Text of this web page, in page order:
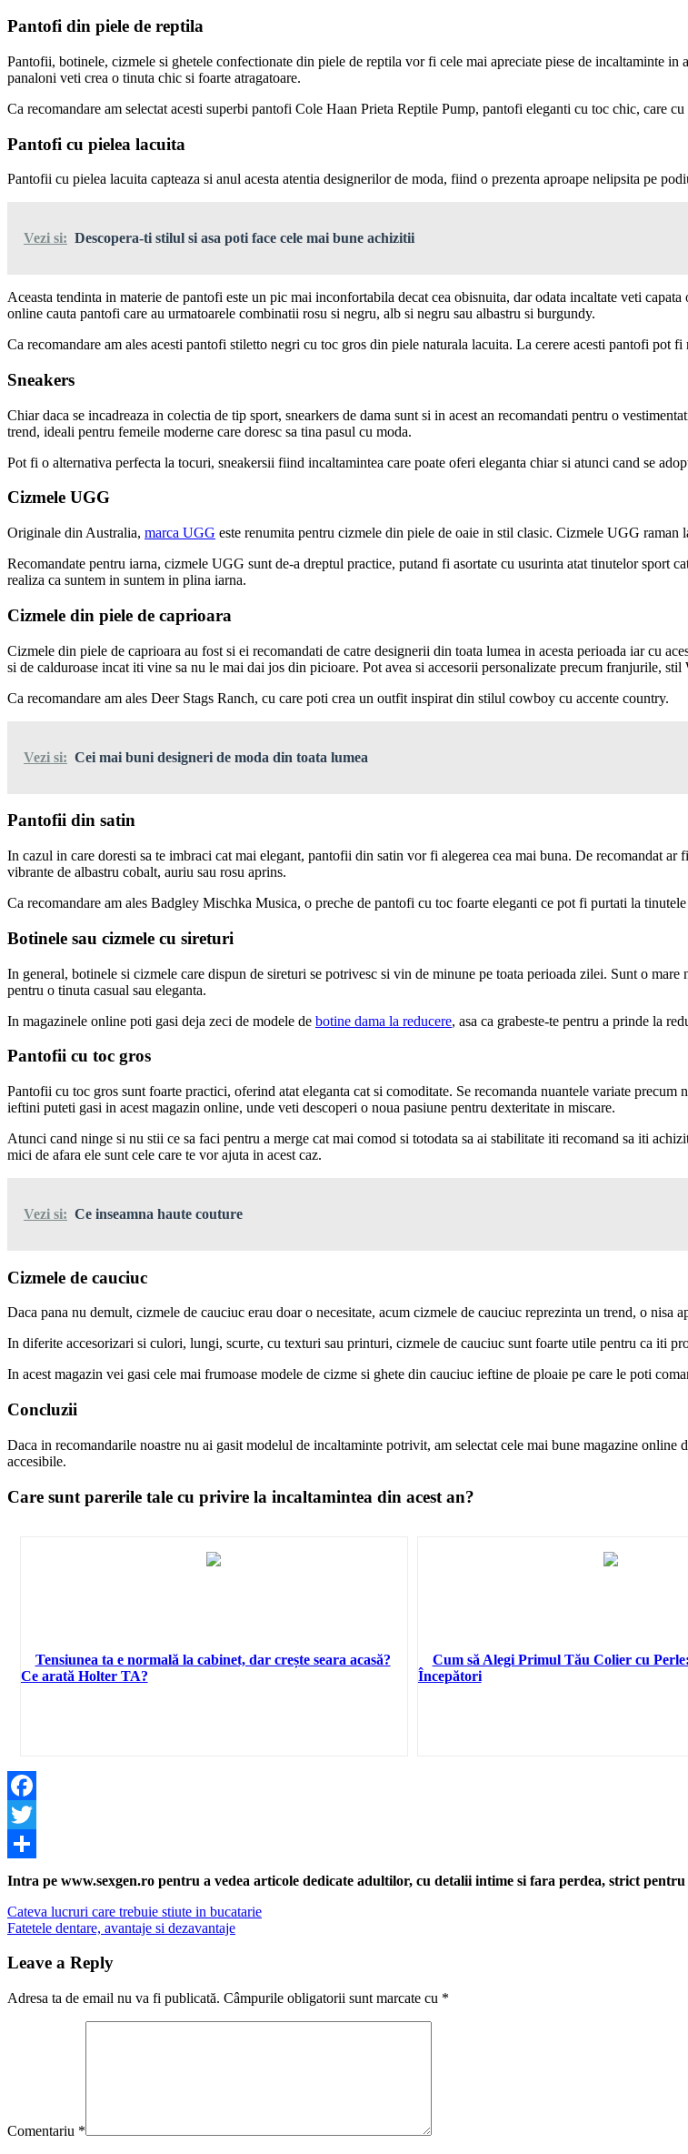
Pantofi din piele de reptila
Pantofii, botinele, cizmele si ghetele confectionate din piele de reptila vor fi cele mai apreciate piese de incaltaminte
panaloni veti crea o tinuta chic si foarte atragatoare.
Ca recomandare am selectat acesti superbi pantofi Cole Haan Prieta Reptile Pump, pantofi eleganti cu toc chic, care
Pantofi cu pielea lacuita
Pantofii cu pielea lacuita capteaza si anul acesta atentia designerilor de moda, fiind o prezenta aproape nelipsita pe
Vezi si: Descopera-ti stilul si asa poti face cele mai bune achizitii
Aceasta tendinta in materie de pantofi este un pic mai inconfortabila decat cea obisnuita, dar odata incaltate veti
online cauta pantofi care au urmatoarele combinatii rosu si negru, alb si negru sau albastru si burgundy.
Ca recomandare am ales acesti pantofi stiletto negri cu toc gros din piele naturala lacuita. La cerere acesti pantofi pot
Sneakers
Chiar daca se incadreaza in colectia de tip sport, snearkers de dama sunt si in acest an recomandati pentru o
trend, ideali pentru femeile moderne care doresc sa tina pasul cu moda.
Pot fi o alternativa perfecta la tocuri, sneakersii fiind incaltamintea care poate oferi eleganta chiar si atunci cand se
Cizmele UGG
Originale din Australia, marca UGG este renumita pentru cizmele din piele de oaie in stil clasic. Cizmele UGG
Recomandate pentru iarna, cizmele UGG sunt de-a dreptul practice, putand fi asortate cu usurinta atat tinutelor sport
realiza ca suntem in suntem in plina iarna.
Cizmele din piele de caprioara
Cizmele din piele de caprioara au fost si ei recomandati de catre designerii din toata lumea in acesta perioada iar cu
si de calduroase incat iti vine sa nu le mai dai jos din picioare. Pot avea si accesorii personalizate precum franjurile, stil
Ca recomandare am ales Deer Stags Ranch, cu care poti crea un outfit inspirat din stilul cowboy cu accente country.
Vezi si: Cei mai buni designeri de moda din toata lumea
Pantofii din satin
In cazul in care doresti sa te imbraci cat mai elegant, pantofii din satin vor fi alegerea cea mai buna. De recomandat
vibrante de albastru cobalt, auriu sau rosu aprins.
Ca recomandare am ales Badgley Mischka Musica, o preche de pantofi cu toc foarte eleganti ce pot fi purtati la tinutele
Botinele sau cizmele cu sireturi
In general, botinele si cizmele care dispun de sireturi se potrivesc si vin de minune pe toata perioada zilei. Sunt o
pentru o tinuta casual sau eleganta.
In magazinele online poti gasi deja zeci de modele de botine dama la reducere, asa ca grabeste-te pentru a prinde la
Pantofii cu toc gros
Pantofii cu toc gros sunt foarte practici, oferind atat eleganta cat si comoditate. Se recomanda nuantele variate
ieftini puteti gasi in acest magazin online, unde veti descoperi o noua pasiune pentru dexteritate in miscare.
Atunci cand ninge si nu stii ce sa faci pentru a merge cat mai comod si totodata sa ai stabilitate iti recomand sa iti
mici de afara ele sunt cele care te vor ajuta in acest caz.
Vezi si: Ce inseamna haute couture
Cizmele de cauciuc
Daca pana nu demult, cizmele de cauciuc erau doar o necesitate, acum cizmele de cauciuc reprezinta un trend, o nisa
In diferite accesorizari si culori, lungi, scurte, cu texturi sau printuri, cizmele de cauciuc sunt foarte utile pentru ca iti
In acest magazin vei gasi cele mai frumoase modele de cizme si ghete din cauciuc ieftine de ploaie pe care le poti
Concluzii
Daca in recomandarile noastre nu ai gasit modelul de incaltaminte potrivit, am selectat cele mai bune magazine
accesibile.
Care sunt parerile tale cu privire la incaltamintea din acest an?
Tensiunea ta e normală la cabinet, dar crește seara acasă?
Ce arată Holter TA?
Cum să Alegi Primul Tău Colier cu
Începători
Facebook
Twitter
Share
Intra pe www.sexgen.ro pentru a vedea articole dedicate adultilor, cu detalii intime si fara perdea, strict
Navigare
în
articole
Previous
Post:
Cateva lucruri care trebuie stiute in bucatarie
Next
Fatetele dentare, avantaje si dezavantaje
Leave a Reply
Adresa ta de email nu va fi publicată. Câmpurile obligatorii sunt marcate cu *
Comentariu *